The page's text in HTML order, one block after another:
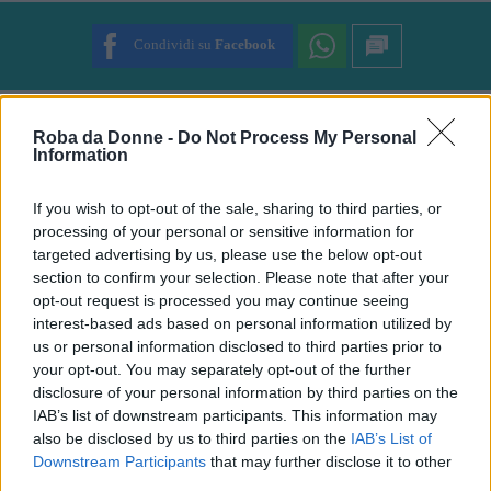
Roba da Donne - Do Not Process My Personal
Information
If you wish to opt-out of the sale, sharing to third parties, or
processing of your personal or sensitive information for
targeted advertising by us, please use the below opt-out
section to confirm your selection. Please note that after your
opt-out request is processed you may continue seeing
interest-based ads based on personal information utilized by
us or personal information disclosed to third parties prior to
your opt-out. You may separately opt-out of the further
disclosure of your personal information by third parties on the
IAB’s list of downstream participants. This information may
also be disclosed by us to third parties on the IAB’s List of
Downstream Participants that may further disclose it to other
Condividi su Facebook
Simona Botturi
Simona Cecilia, 22 anni. Amante del teatro, della
redenzione con una strana ossessione per i gatti e il
colore rosa.
Suggerisci una correzione
Cosa ne pensi?